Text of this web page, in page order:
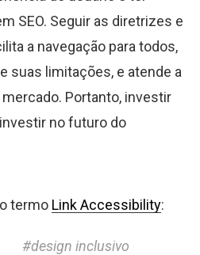
SEO. Seguir as diretrizes e
a navegação para todos,
suas limitações, e atende a
Portanto, investir
no futuro do
termo Link Accessibility:
design inclusivo